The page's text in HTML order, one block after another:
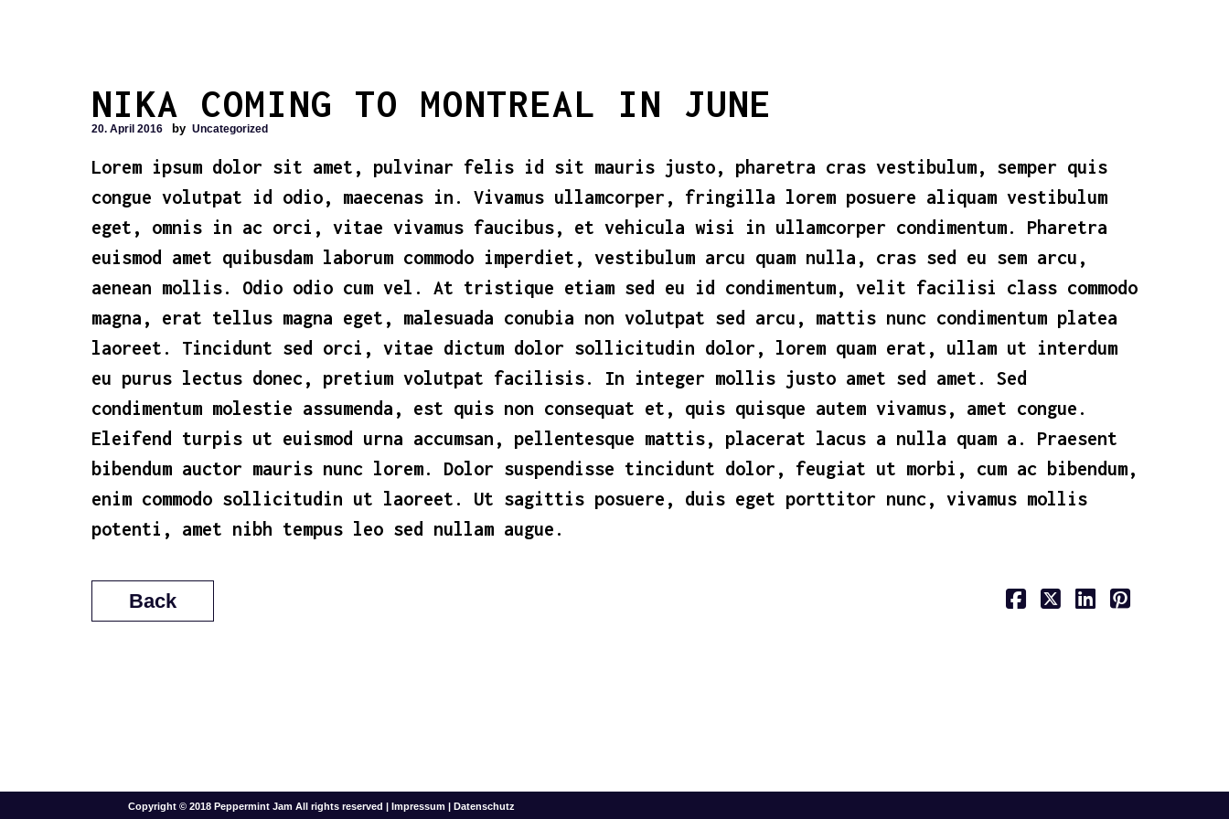
NIKA COMING TO MONTREAL IN JUNE
20. April 2016 by Uncategorized
Lorem ipsum dolor sit amet, pulvinar felis id sit mauris justo, pharetra cras vestibulum, semper quis
congue volutpat id odio, maecenas in. Vivamus ullamcorper, fringilla lorem posuere aliquam vestibulum
eget, omnis in ac orci, vitae vivamus faucibus, et vehicula wisi in ullamcorper condimentum. Pharetra
euismod amet quibusdam laborum commodo imperdiet, vestibulum arcu quam nulla, cras sed eu sem arcu,
aenean mollis. Odio odio cum vel. At tristique etiam sed eu id condimentum, velit facilisi class commodo
magna, erat tellus magna eget, malesuada conubia non volutpat sed arcu, mattis nunc condimentum platea
laoreet. Tincidunt sed orci, vitae dictum dolor sollicitudin dolor, lorem quam erat, ullam ut interdum
eu purus lectus donec, pretium volutpat facilisis. In integer mollis justo amet sed amet. Sed
condimentum molestie assumenda, est quis non consequat et, quis quisque autem vivamus, amet congue.
Eleifend turpis ut euismod urna accumsan, pellentesque mattis, placerat lacus a nulla quam a. Praesent
bibendum auctor mauris nunc lorem. Dolor suspendisse tincidunt dolor, feugiat ut morbi, cum ac bibendum,
enim commodo sollicitudin ut laoreet. Ut sagittis posuere, duis eget porttitor nunc, vivamus mollis
potenti, amet nibh tempus leo sed nullam augue.
Back
Copyright © 2018 Peppermint Jam All rights reserved | Impressum | Datenschutz